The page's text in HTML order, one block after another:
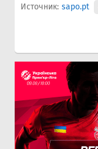
Источник: sapo.pt